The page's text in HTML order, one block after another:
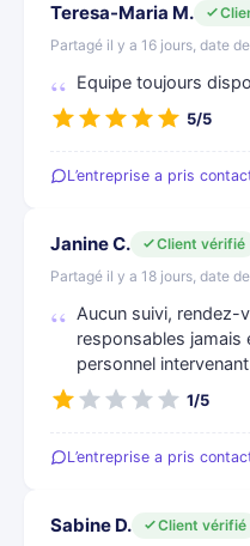
Teresa-Maria M.
Partagé il y a 16 jours, date
Equipe toujours
5/5
L’entreprise a pris
Janine C.
Client vérifié
Partagé il y a 18 jours, date
Aucun suivi, rendez-
responsables jamais
personnel
1/5
L’entreprise a pris
Sabine D.
Client vérifié